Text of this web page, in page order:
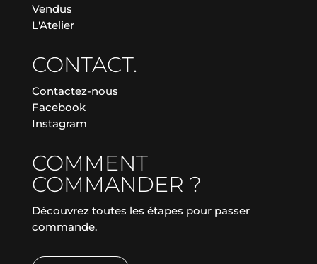
Vendus
L'Atelier
CONTACT.
Contactez-nous
Facebook
Instagram
COMMENT
COMMANDER ?
Découvrez toutes les étapes pour passer
commande.